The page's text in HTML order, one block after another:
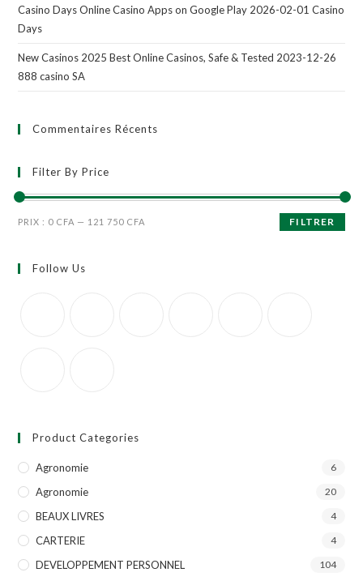
Casino Days Online Casino Apps on Google Play 2026-02-01 Casino
Days
New Casinos 2025 Best Online Casinos, Safe & Tested 2023-12-26
888 casino SA
Commentaires Récents
Filter By Price
FILTRER
PRIX : 0 CFA — 121 750 CFA
Follow Us
Product Categories
Agronomie 6
Agronomie 20
BEAUX LIVRES 4
CARTERIE 4
DEVELOPPEMENT PERSONNEL 104